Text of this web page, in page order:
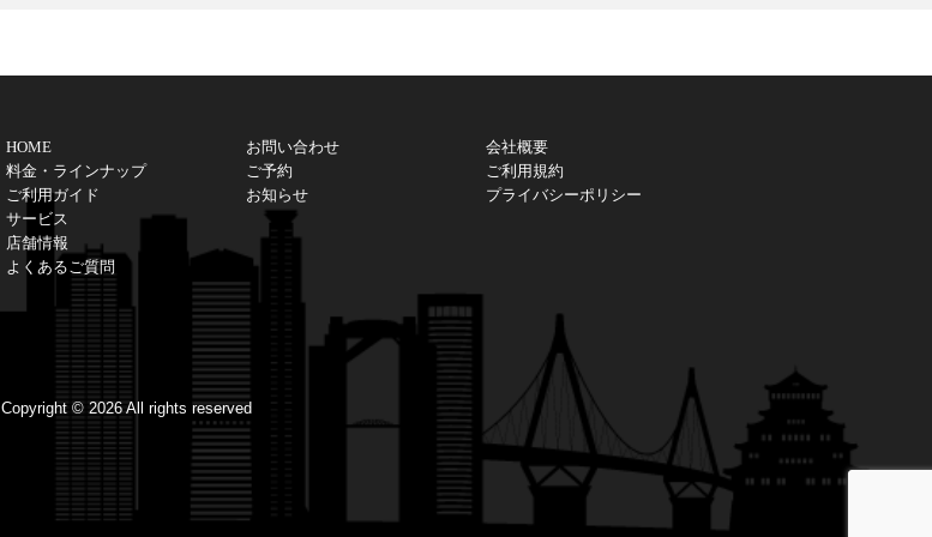
HOME
料金・ラインナップ
ご利用ガイド
サービス
店舗情報
よくあるご質問
お問い合わせ
ご予約
お知らせ
会社概要
ご利用規約
プライバシーポリシー
Copyright © 2026 All rights reserved